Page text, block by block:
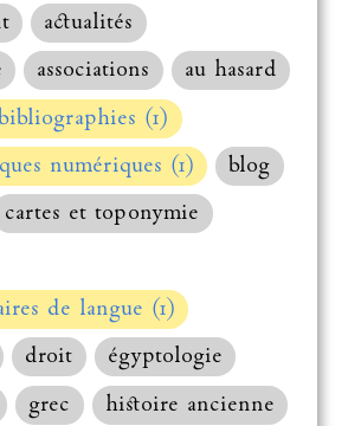
actualités
associations
au hasard
(1)
numériques (1)
blog
cartes et toponymie
de langue (1)
droit
égyptologie
grec
histoire ancienne